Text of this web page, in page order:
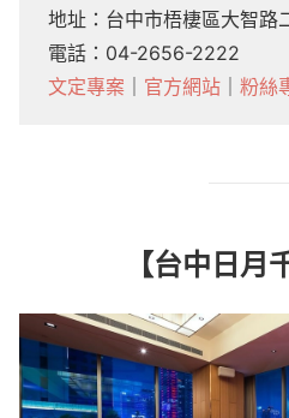
地址：台中市梧棲區大智路
電話：04-2656-2222
文定專案
官方網站 粉絲
【台中日月